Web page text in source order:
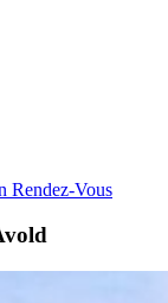
Rendez-Vous